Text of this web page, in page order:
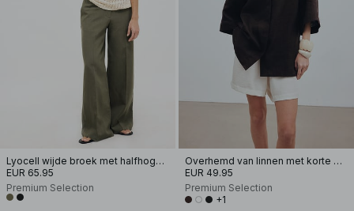
Lyocell wijde broek met halfhoge taille
EUR 65.95
Premium Selection
Overhemd van linnen met korte mouwen
EUR 49.95
Premium Selection
+1